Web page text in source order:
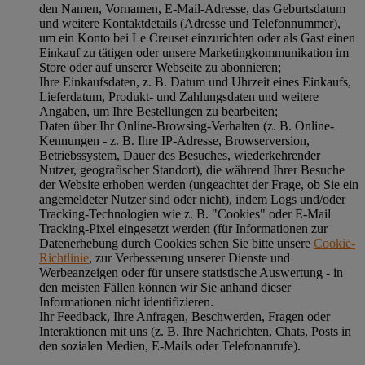
den Namen, Vornamen, E-Mail-Adresse, das Geburtsdatum
und weitere Kontaktdetails (Adresse und Telefonnummer),
um ein Konto bei Le Creuset einzurichten oder als Gast einen
Einkauf zu tätigen oder unsere Marketingkommunikation im
Store oder auf unserer Webseite zu abonnieren;
Ihre Einkaufsdaten, z. B. Datum und Uhrzeit eines Einkaufs,
Lieferdatum, Produkt- und Zahlungsdaten und weitere
Angaben, um Ihre Bestellungen zu bearbeiten;
Daten über Ihr Online-Browsing-Verhalten (z. B. Online-
Kennungen - z. B. Ihre IP-Adresse, Browserversion,
Betriebssystem, Dauer des Besuches, wiederkehrender
Nutzer, geografischer Standort), die während Ihrer Besuche
der Website erhoben werden (ungeachtet der Frage, ob Sie ein
angemeldeter Nutzer sind oder nicht), indem Logs und/oder
Tracking-Technologien wie z. B. "Cookies" oder E-Mail
Tracking-Pixel eingesetzt werden (für Informationen zur
Datenerhebung durch Cookies sehen Sie bitte unsere Cookie-
Richtlinie, zur Verbesserung unserer Dienste und
Werbeanzeigen oder für unsere statistische Auswertung - in
den meisten Fällen können wir Sie anhand dieser
Informationen nicht identifizieren.
Ihr Feedback, Ihre Anfragen, Beschwerden, Fragen oder
Interaktionen mit uns (z. B. Ihre Nachrichten, Chats, Posts in
den sozialen Medien, E-Mails oder Telefonanrufe).